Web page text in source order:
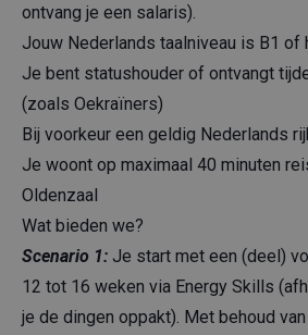
ontvang je een salaris).
Jouw Nederlands taalniveau is B1 of
Je bent statushouder of ontvangt
(zoals Oekraïners)
Bij voorkeur een geldig Nederlands
Je woont op maximaal 40 minuten
Oldenzaal
Wat bieden we?
Scenario 1: Je start met een (deel)
12 tot 16 weken via Energy Skills
je de dingen oppakt). Met behoud